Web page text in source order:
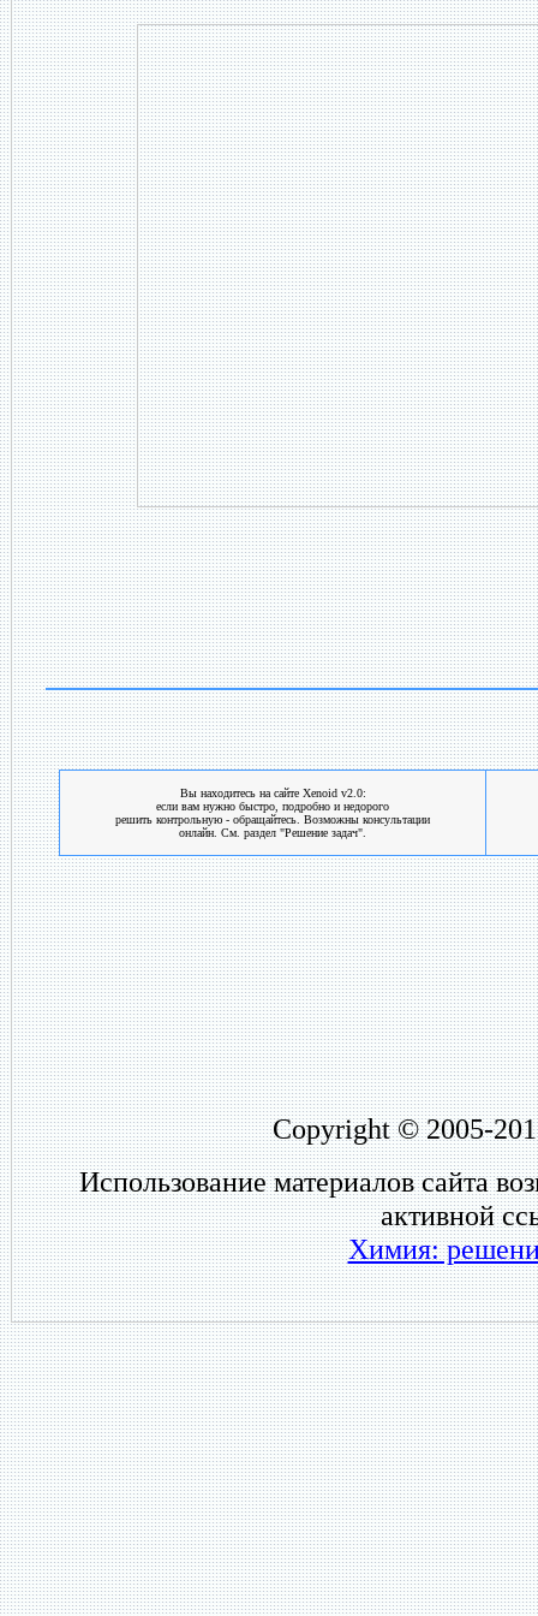
Вы находитесь на сайте Xenoid v2.0:
если вам нужно быстро, подробно и недорого
решить контрольную - обращайтесь. Возможны консультации
онлайн. См. раздел "Решение задач".
Copyright © 2005-
Использование материалов сайта
активной
Химия: